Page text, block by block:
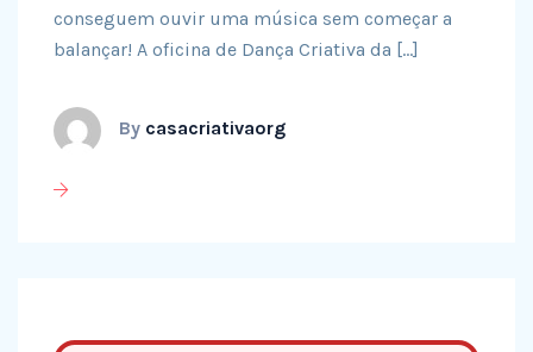
conseguem ouvir uma música sem começar a
balançar! A oficina de Dança Criativa da […]
By casacriativaorg